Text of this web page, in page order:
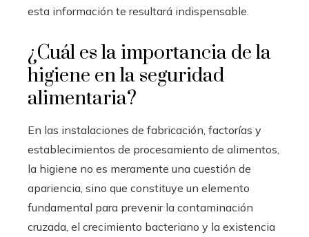
esta información te resultará indispensable.
¿Cuál es la importancia de la
higiene en la seguridad
alimentaria?
En las instalaciones de fabricación, factorías y
establecimientos de procesamiento de alimentos,
la higiene no es meramente una cuestión de
apariencia, sino que constituye un elemento
fundamental para prevenir la contaminación
cruzada, el crecimiento bacteriano y la existencia